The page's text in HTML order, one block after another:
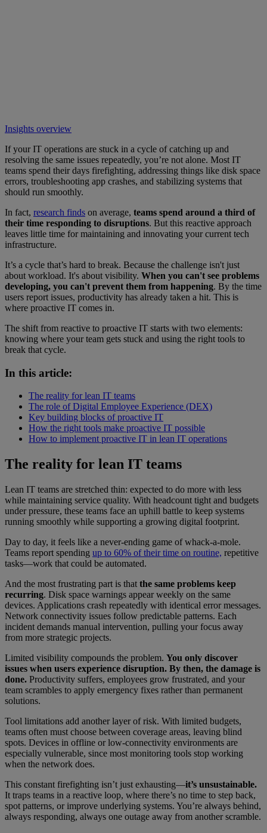
Insights overview
If your IT operations are stuck in a cycle of catching up and
resolving the same issues repeatedly, you’re not alone. Most IT
teams spend their days firefighting, addressing things like disk space
errors, troubleshooting app crashes, and stabilizing systems that
should run smoothly.
In fact, research finds on average, teams spend around a third of
their time responding to disruptions. But this reactive approach
leaves little time for maintaining and innovating your current tech
infrastructure.
It’s a cycle that’s hard to break. Because the challenge isn't just
about workload. It's about visibility. When you can't see problems
developing, you can't prevent them from happening. By the time
users report issues, productivity has already taken a hit. This is
where proactive IT comes in.
The shift from reactive to proactive IT starts with two elements:
knowing where your team gets stuck and using the right tools to
break that cycle.
In this article:
The reality for lean IT teams
The role of Digital Employee Experience (DEX)
Key building blocks of proactive IT
How the right tools make proactive IT possible
How to implement proactive IT in lean IT operations
The reality for lean IT teams
Lean IT teams are stretched thin: expected to do more with less
while maintaining service quality. With headcount tight and budgets
under pressure, these teams face an uphill battle to keep systems
running smoothly while supporting a growing digital footprint.
Day to day, it feels like a never-ending game of whack-a-mole.
Teams report spending up to 60% of their time on routine, repetitive
tasks—work that could be automated.
And the most frustrating part is that the same problems keep
recurring. Disk space warnings appear weekly on the same
devices. Applications crash repeatedly with identical error messages.
Network connectivity issues follow predictable patterns. Each
incident demands manual intervention, pulling your focus away
from more strategic projects.
Limited visibility compounds the problem. You only discover
issues when users experience disruption. By then, the damage is
done. Productivity suffers, employees grow frustrated, and your
team scrambles to apply emergency fixes rather than permanent
solutions.
Tool limitations add another layer of risk. With limited budgets,
teams often must choose between coverage areas, leaving blind
spots. Devices in offline or low-connectivity environments are
especially vulnerable, since most monitoring tools stop working
when the network does.
This constant firefighting isn’t just exhausting—it’s unsustainable.
It traps teams in a reactive loop, where there’s no time to step back,
spot patterns, or improve underlying systems. You’re always behind,
always responding, always one outage away from another scramble.